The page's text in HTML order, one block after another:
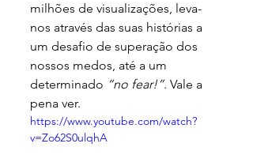
milhões de visualizações, leva-
nos através das suas histórias a
um desafio de superação dos
nossos medos, até a um
determinado “no fear!”. Vale a
pena ver.
https://www.youtube.com/watch?
v=Zo62S0ulqhA